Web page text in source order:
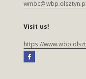
wmbc@wbp.olsztyn.pl
Visit us!
https://